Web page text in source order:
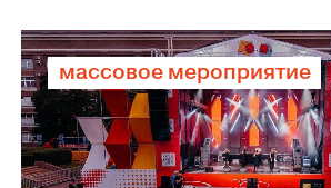
массовое мероприятие